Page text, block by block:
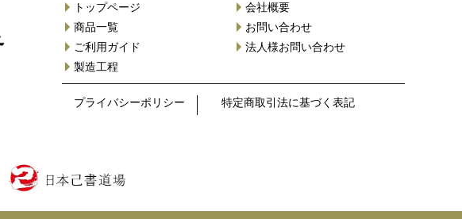
トップページ
商品一覧
ご利用ガイド
製造工程
会社概要
お問い合わせ
法人様お問い合わせ
プライバシーポリシー 特定商取引法に基づく表記